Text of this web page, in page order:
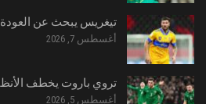
تيغريس يبحث عن العودة
أغسطس 7, 2026
تروي باروت يخطف
أغسطس 5, 2026